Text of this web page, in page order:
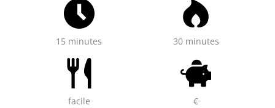
15 minutes 30 minutes
facile €